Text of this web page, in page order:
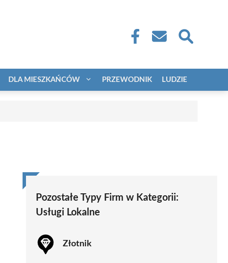
DLA MIESZKAŃCÓW PRZEWODNIK LUDZIE
Pozostałe Typy Firm w Kategorii:
Usługi Lokalne
Złotnik